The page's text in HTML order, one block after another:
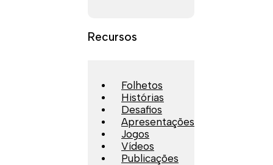
Recursos
Folhetos
Histórias
Desafios
Apresentações
Jogos
Vídeos
Publicações